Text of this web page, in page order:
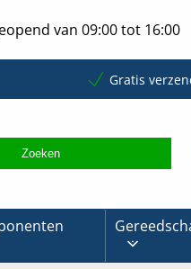
van 09:00 tot 16:00
Gratis